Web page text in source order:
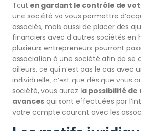
Tout en gardant le contrôle de
une société va vous permettre
associés, mais aussi de placer des
financiers avec d’autres sociétés en
plusieurs entrepreneurs pourront
association à une société afin de se
ailleurs, ce qui n’est pas le cas avec
individuelle, c’est que dès que vous
société, vous aurez la possibilité
avances qui sont effectuées par
votre compte courant avec les